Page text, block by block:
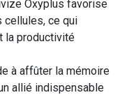
Oxyplus favorise
cellules, ce qui
la productivité
à affûter la mémoire
allié indispensable